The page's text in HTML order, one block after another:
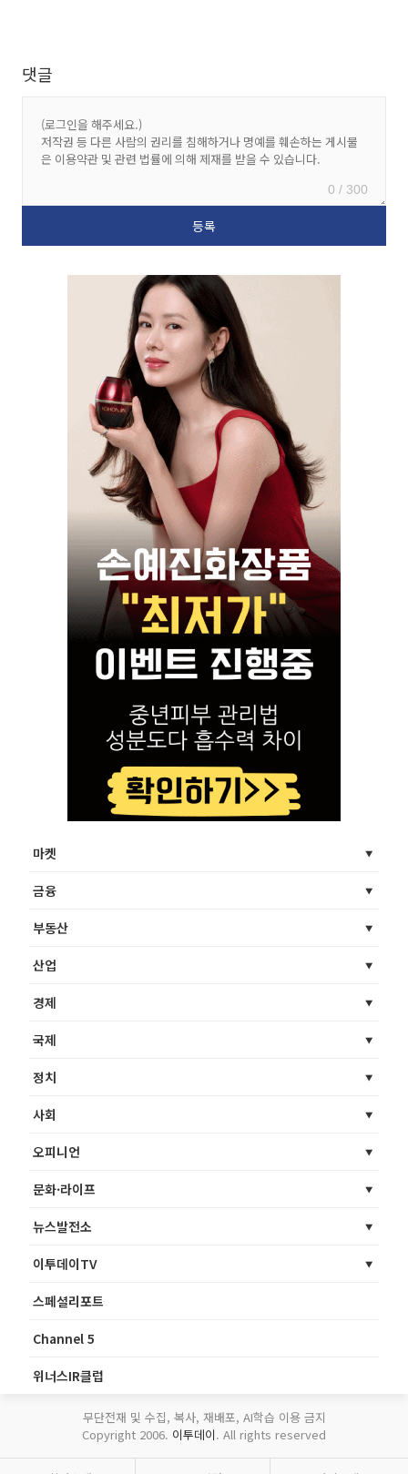
댓글
0 / 300
마켓
금융
부동산
산업
경제
국제
정치
사회
오피니언
문화·라이프
뉴스발전소
이투데이TV
스페셜리포트
Channel 5
위너스IR클럽
무단전재 및 수집, 복사, 재배포, AI학습 이용 금지
Copyright 2006. 이투데이. All rights reserved